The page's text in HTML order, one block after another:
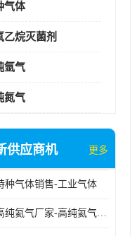
气体
乙烷灭菌剂
氩气
氮气
供应商机 更多
种气体销售-工业气体
抚州高纯氦气厂家-高纯氦气标准气体